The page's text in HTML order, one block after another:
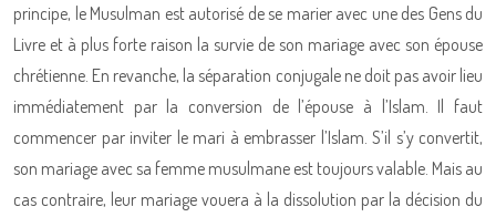
principe, le Musulman est autorisé de se marier avec une des Gens du
Livre et à plus forte raison la survie de son mariage avec son épouse
chrétienne. En revanche, la séparation conjugale ne doit pas avoir lieu
immédiatement par la conversion de l’épouse à l’Islam. Il faut
commencer par inviter le mari à embrasser l’Islam. S’il s’y convertit,
son mariage avec sa femme musulmane est toujours valable. Mais au
cas contraire, leur mariage vouera à la dissolution par la décision du